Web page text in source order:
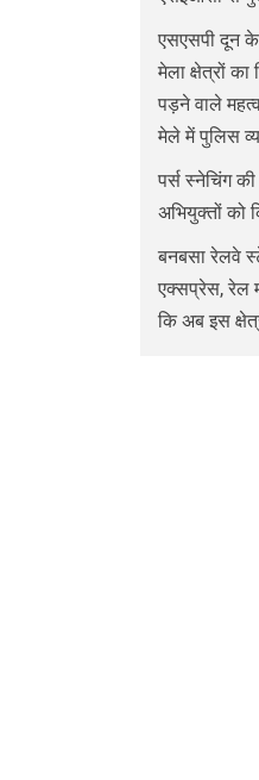
एसएसपी दून के
मेला क्षेत्रों का
पड़ने वाले
मेले में पुलिस
पर्स स्नेचिंग
अभियुक्तों को
बनबसा रेलवे
एक्सप्रेस, रेल
कि अब इस